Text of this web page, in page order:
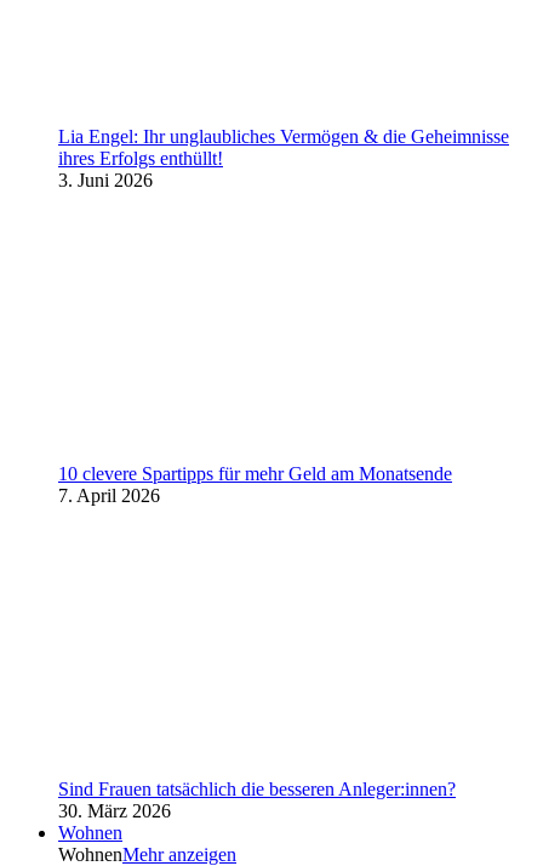
Lia Engel: Ihr unglaubliches Vermögen & die Geheimnisse
ihres Erfolgs enthüllt!
3. Juni 2026
10 clevere Spartipps für mehr Geld am Monatsende
7. April 2026
Sind Frauen tatsächlich die besseren Anleger:innen?
30. März 2026
Wohnen
WohnenMehr anzeigen